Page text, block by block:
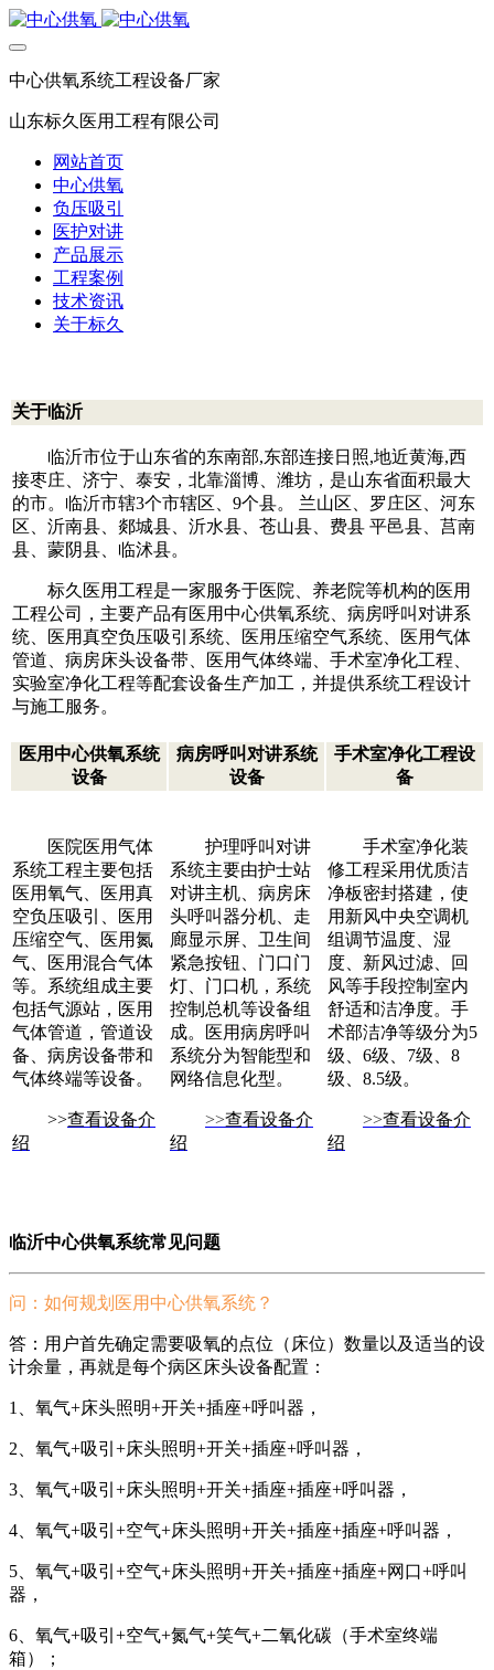
中心供氧系统工程设备厂家
山东标久医用工程有限公司
网站首页
中心供氧
负压吸引
医护对讲
产品展示
工程案例
技术资讯
关于标久
关于临沂
临沂市位于山东省的东南部,东部连接日照,地近黄海,西
接枣庄、济宁、泰安，北靠淄博、潍坊，是山东省面积最大
的市。临沂市辖3个市辖区、9个县。 兰山区、罗庄区、河东
区、沂南县、郯城县、沂水县、苍山县、费县 平邑县、莒南
县、蒙阴县、临沭县。
标久医用工程是一家服务于医院、养老院等机构的医用
工程公司，主要产品有医用中心供氧系统、病房呼叫对讲系
统、医用真空负压吸引系统、医用压缩空气系统、医用气体
管道、病房床头设备带、医用气体终端、手术室净化工程、
实验室净化工程等配套设备生产加工，并提供系统工程设计
与施工服务。
医用中心供氧系统
设备
病房呼叫对讲系统
设备
手术室净化工程设
备
医院医用气体
系统工程主要包括
医用氧气、医用真
空负压吸引、医用
压缩空气、医用氮
气、医用混合气体
等。系统组成主要
包括气源站，医用
气体管道，管道设
备、病房设备带和
气体终端等设备。
>>查看设备介
绍
护理呼叫对讲
系统主要由护士站
对讲主机、病房床
头呼叫器分机、走
廊显示屏、卫生间
紧急按钮、门口门
灯、门口机，系统
控制总机等设备组
成。医用病房呼叫
系统分为智能型和
网络信息化型。
>>查看设备介
绍
手术室净化装
修工程采用优质洁
净板密封搭建，使
用新风中央空调机
组调节温度、湿
度、新风过滤、回
风等手段控制室内
舒适和洁净度。手
术部洁净等级分为5
级、6级、7级、8
级、8.5级。
>>查看设备介
绍
临沂中心供氧系统常见问题
问：如何规划医用中心供氧系统？
答：用户首先确定需要吸氧的点位（床位）数量以及适当的设
计余量，再就是每个病区床头设备配置：
1、氧气+床头照明+开关+插座+呼叫器，
2、氧气+吸引+床头照明+开关+插座+呼叫器，
3、氧气+吸引+床头照明+开关+插座+插座+呼叫器，
4、氧气+吸引+空气+床头照明+开关+插座+插座+呼叫器，
5、氧气+吸引+空气+床头照明+开关+插座+插座+网口+呼叫
器，
6、氧气+吸引+空气+氮气+笑气+二氧化碳（手术室终端
箱）；